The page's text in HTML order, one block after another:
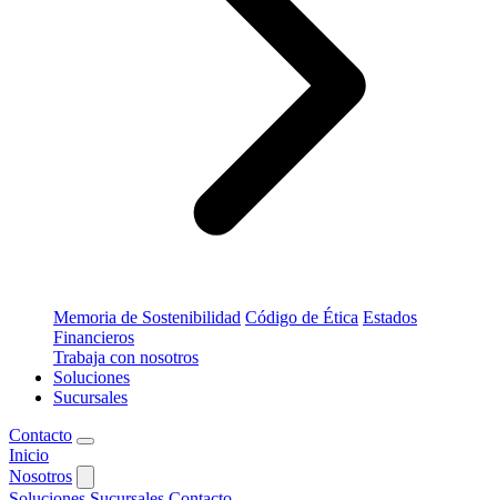
Memoria de Sostenibilidad Código de Ética Estados
Financieros
Trabaja con nosotros
Soluciones
Sucursales
Contacto
Inicio
Nosotros